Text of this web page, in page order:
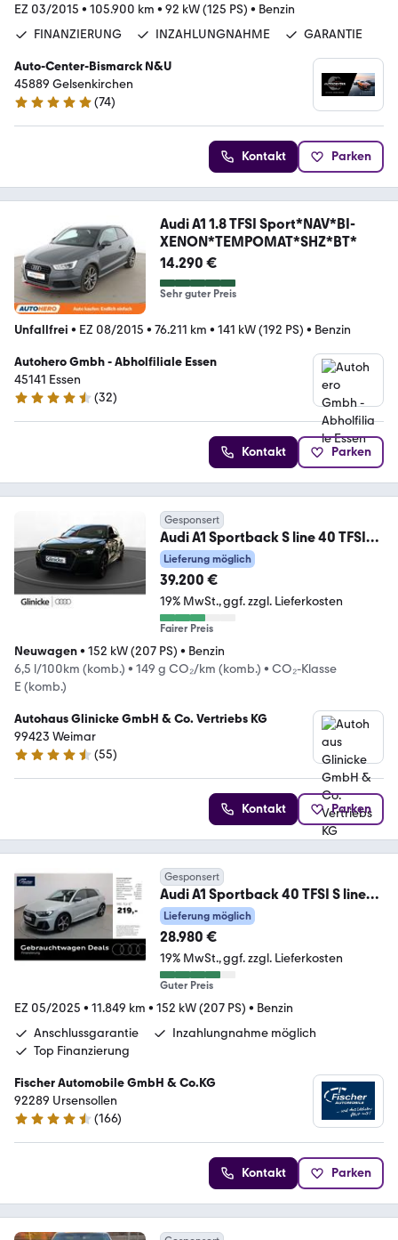
EZ 03/2015 • 105.900 km • 92 kW (125 PS) • Benzin
FINANZIERUNG
INZAHLUNGNAHME GARANTIE
Auto-Center-Bismarck N&U
45889 Gelsenkirchen
5 Sterne
(74)
Kontakt Parken
Audi A1 1.8 TFSI Sport*NAV*BI-
XENON*TEMPOMAT*SHZ*BT*
14.290 €
Sehr guter Preis
Unfallfrei • EZ 08/2015 • 76.211 km • 141 kW (192 PS) • Benzin
Autohero Gmbh - Abholfiliale Essen
45141 Essen
4.7 Sterne
(32)
Kontakt Parken
Gesponsert
Audi A1 Sportback S line 40 TFSI
152(207) kW(PS) S tr
Lieferung möglich
39.200 €
19% MwSt. ggf. zzgl. Lieferkosten
Fairer Preis
Neuwagen• 152 kW (207 PS) • Benzin
6,5 l/100km (komb.) • 149 g CO₂/km (komb.) • CO₂-Klasse
E (komb.)
Autohaus Glinicke GmbH & Co. Vertriebs KG
99423 Weimar
4.4 Sterne
(55)
Kontakt Parken
Gesponsert
Audi A1 Sportback 40 TFSI S line
LED/SH/Virt/PDC+
Lieferung möglich
28.980 €
19% MwSt. ggf. zzgl. Lieferkosten
Guter Preis
EZ 05/2025 • 11.849 km • 152 kW (207 PS) • Benzin
Anschlussgarantie
Inzahlungnahme möglich
Top Finanzierung
Fischer Automobile GmbH & Co.KG
92289 Ursensollen
4.7 Sterne
(166)
Kontakt Parken